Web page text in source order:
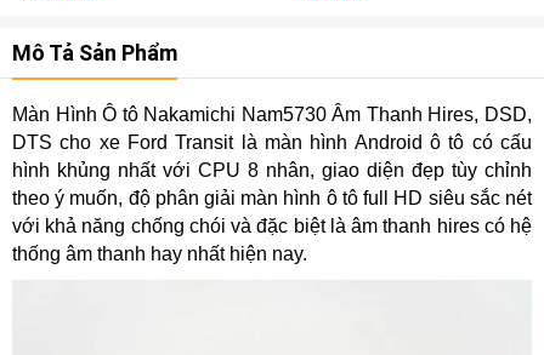
Mô Tả Sản Phẩm
Màn Hình Ô tô Nakamichi Nam5730 Âm Thanh Hires, DSD,
DTS cho xe Ford Transit là màn hình Android ô tô có cấu
hình khủng nhất với CPU 8 nhân, giao diện đẹp tùy chỉnh
theo ý muốn, độ phân giải màn hình ô tô full HD siêu sắc nét
với khả năng chống chói và đặc biệt là âm thanh hires có hệ
thống âm thanh hay nhất hiện nay.